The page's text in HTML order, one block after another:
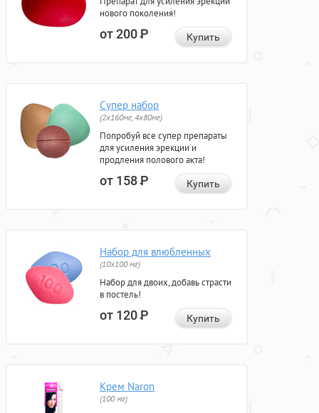
нового поколения!
от 200Р Купить
Супер набор
(2х160мг, 4х80мг)
Попробуй все супер препараты
для усиления эрекции и
продления полового акта!
от 158Р Купить
Набор для влюбленных
(10х100 мг)
Набор для двоих, добавь страсти
в постель!
от 120Р Купить
Крем Naron
(100 мг)